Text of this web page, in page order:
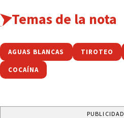
Temas de la nota
AGUAS BLANCAS TIROTEO
COCAÍNA
PUBLICIDAD